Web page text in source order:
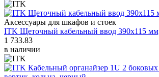
Аксессуары для шкафов и стоек
ITK Щеточный кабельный ввод 390х115
1 733.83
в наличии